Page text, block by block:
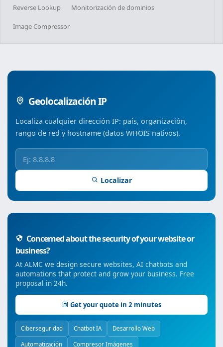
Reverse Lookup Monitorización de dominios
Image Compressor
Geolocalización IP
Localiza cualquier dirección IP: país, organización,
rango de red y hostname (datos WHOIS nativos).
Localizar
Concerned about the security of your website or
business?
At ALMC we design secure websites, AI chatbots and
automations that protect and grow your business. Free
proposal in 24h.
Get your quote in 2 minutes
Ciberseguridad Chatbot IA Desarrollo Web
Automatización Compresor Imágenes